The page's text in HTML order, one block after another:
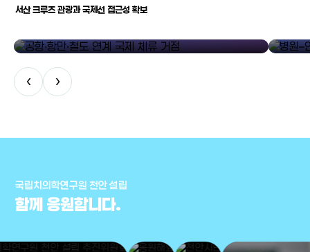
서산 크루즈 관광과 국제선 접근성 확보
‹ ›
국립치의학연구원 천안 설립
함께 응원합니다.